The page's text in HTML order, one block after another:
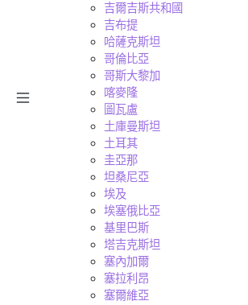
吉爾吉斯共和國
吉布提
哈薩克斯坦
哥倫比亞
哥斯大黎加
喀麥隆
圖瓦盧
土庫曼斯坦
土耳其
圭亞那
坦桑尼亞
埃及
埃塞俄比亞
基里巴斯
塔吉克斯坦
塞內加爾
塞拉利昂
塞爾維亞